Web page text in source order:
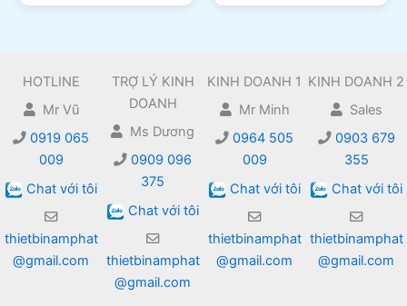
HOTLINE
Mr Vũ
0919 065
009
Chat với tôi
thietbinamphat
@gmail.com
TRỢ LÝ KINH
DOANH
Ms Dương
0909 096
375
Chat với tôi
thietbinamphat
@gmail.com
KINH DOANH 1
Mr Minh
0964 505
009
Chat với tôi
thietbinamphat
@gmail.com
KINH DOANH 2
Sales
0903 679
355
Chat với tôi
thietbinamphat
@gmail.com